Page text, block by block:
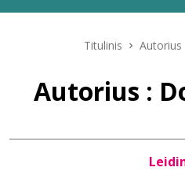
Leidiniai
Titulinis Autorius
Autorius :